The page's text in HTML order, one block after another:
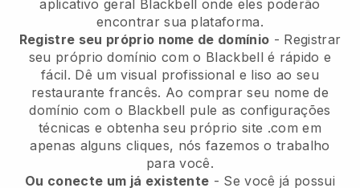
aplicativo geral Blackbell onde eles poderão
encontrar sua plataforma.
Registre seu próprio nome de domínio - Registrar
seu próprio domínio com o Blackbell é rápido e
fácil. Dê um visual profissional e liso ao seu
restaurante francês. Ao comprar seu nome de
domínio com o Blackbell pule as configurações
técnicas e obtenha seu próprio site .com em
apenas alguns cliques, nós fazemos o trabalho
para você.
Ou conecte um já existente - Se você já possui